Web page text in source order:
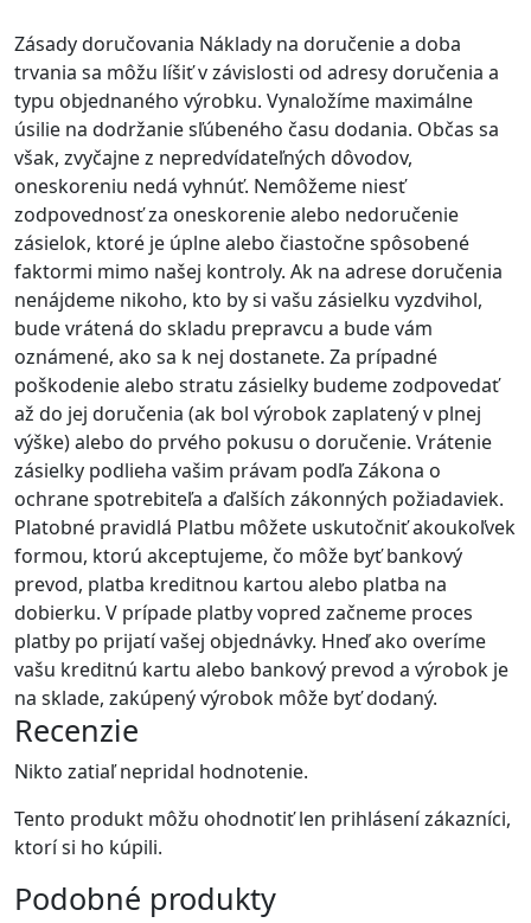
Zásady doručovania Náklady na doručenie a doba
trvania sa môžu líšiť v závislosti od adresy doručenia a
typu objednaného výrobku. Vynaložíme maximálne
úsilie na dodržanie sľúbeného času dodania. Občas sa
však, zvyčajne z nepredvídateľných dôvodov,
oneskoreniu nedá vyhnúť. Nemôžeme niesť
zodpovednosť za oneskorenie alebo nedoručenie
zásielok, ktoré je úplne alebo čiastočne spôsobené
faktormi mimo našej kontroly. Ak na adrese doručenia
nenájdeme nikoho, kto by si vašu zásielku vyzdvihol,
bude vrátená do skladu prepravcu a bude vám
oznámené, ako sa k nej dostanete. Za prípadné
poškodenie alebo stratu zásielky budeme zodpovedať
až do jej doručenia (ak bol výrobok zaplatený v plnej
výške) alebo do prvého pokusu o doručenie. Vrátenie
zásielky podlieha vašim právam podľa Zákona o
ochrane spotrebiteľa a ďalších zákonných požiadaviek.
Platobné pravidlá Platbu môžete uskutočniť akoukoľvek
formou, ktorú akceptujeme, čo môže byť bankový
prevod, platba kreditnou kartou alebo platba na
dobierku. V prípade platby vopred začneme proces
platby po prijatí vašej objednávky. Hneď ako overíme
vašu kreditnú kartu alebo bankový prevod a výrobok je
na sklade, zakúpený výrobok môže byť dodaný.
Recenzie
Nikto zatiaľ nepridal hodnotenie.
Tento produkt môžu ohodnotiť len prihlásení zákazníci,
ktorí si ho kúpili.
Podobné produkty